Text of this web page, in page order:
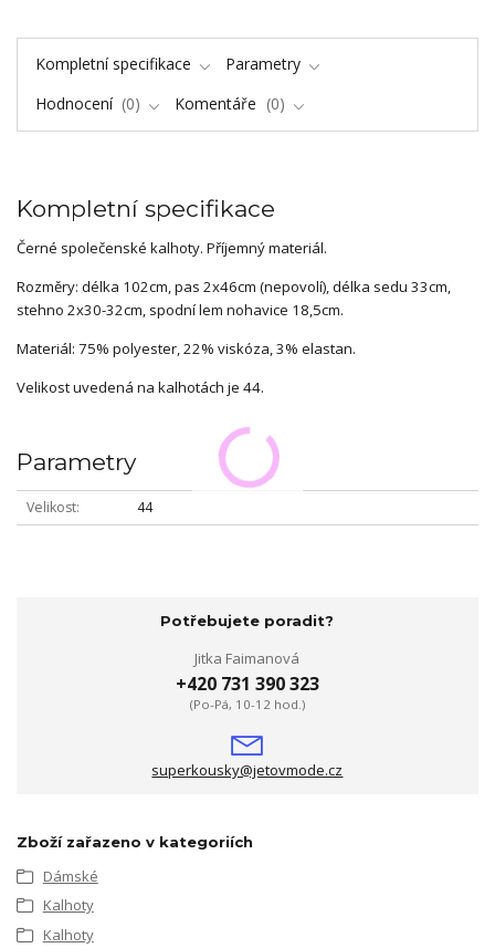
Kompletní specifikace
Parametry
Hodnocení
0 Komentáře 0
Kompletní specifikace
Černé společenské kalhoty. Příjemný materiál.
Rozměry: délka 102cm, pas 2x46cm (nepovolí), délka sedu 33cm,
stehno 2x30-32cm, spodní lem nohavice 18,5cm.
Materiál: 75% polyester, 22% viskóza, 3% elastan.
Velikost uvedená na kalhotách je 44.
Parametry
Velikost 44
Potřebujete poradit?
Jitka Faimanová
+420 731 390 323
(Po-Pá, 10-12 hod.)
superkousky@jetovmode.cz
Zboží zařazeno v kategoriích
Dámské
Kalhoty
Kalhoty